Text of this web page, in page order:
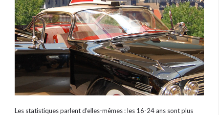
Les statistiques parlent d’elles-mêmes : les 16-24 ans sont plus